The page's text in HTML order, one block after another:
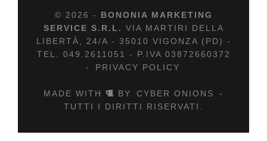
© 2026 - BONONIA MARKETING
SERVICE S.R.L. VIA MARTIRI DELLA
LIBERTÀ, 24/A - 35010 VIGONZA (PD) -
TEL. 049.2611051 - P.IVA 03872660372
-
PRIVACY POLICY
MADE WITH BY CYBER ONIONS
-
TUTTI I DIRITTI RISERVATI.